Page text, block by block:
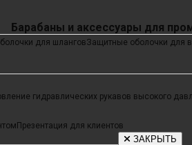
Барабаны и аксессуары для
для шланговЗащитные оболочки для
гидравлических рукавов высокого
Презентация для клиентов
ЗАКРЫТЬ